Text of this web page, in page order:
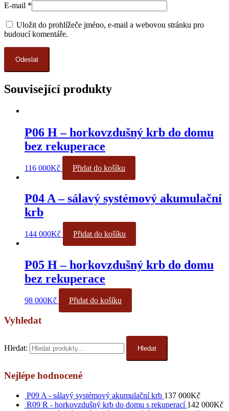
E-mail *
Uložit do prohlížeče jméno, e-mail a webovou stránku pro
budoucí komentáře.
Související produkty
P06 H – horkovzdušný krb do domu
bez rekuperace
116 000Kč Přidat do košíku
P04 A – sálavý systémový akumulační
krb
144 000Kč Přidat do košíku
P05 H – horkovzdušný krb do domu
bez rekuperace
98 000Kč Přidat do košíku
Vyhledat
Hledat: Hledat
Nejlépe hodnocené
P09 A - sálavý systémový akumulační krb 137 000Kč
R09 R - horkovzdušný krb do domu s rekuperací 142 000Kč